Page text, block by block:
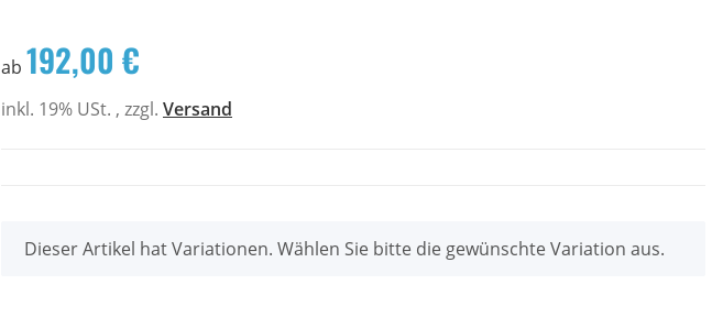
ab 192,00 €
inkl. 19% USt. , zzgl. Versand
x
Dieser Artikel hat Variationen. Wählen Sie bitte die gewünschte Variation aus.